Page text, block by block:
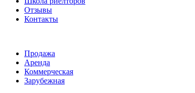
Отзывы
Контакты
Продажа
Аренда
Коммерческая
Зарубежная